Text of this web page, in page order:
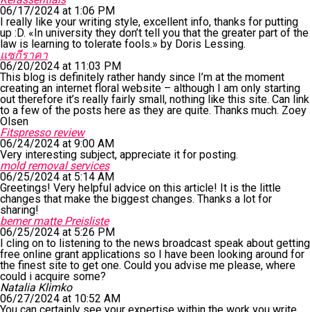
06/17/2024 at 1:06 PM
I really like your writing style, excellent info, thanks for putting
up :D. «In university they don’t tell you that the greater part of the
law is learning to tolerate fools.» by Doris Lessing.
แซกีราคา
06/20/2024 at 11:03 PM
This blog is definitely rather handy since I’m at the moment
creating an internet floral website – although I am only starting
out therefore it’s really fairly small, nothing like this site. Can link
to a few of the posts here as they are quite. Thanks much. Zoey
Olsen
Fitspresso review
06/24/2024 at 9:00 AM
Very interesting subject, appreciate it for posting.
mold removal services
06/25/2024 at 5:14 AM
Greetings! Very helpful advice on this article! It is the little
changes that make the biggest changes. Thanks a lot for
sharing!
bemer matte Preisliste
06/25/2024 at 5:26 PM
I cling on to listening to the news broadcast speak about getting
free online grant applications so I have been looking around for
the finest site to get one. Could you advise me please, where
could i acquire some?
Natalia Klimko
06/27/2024 at 10:52 AM
You can certainly see your expertise within the work you write.